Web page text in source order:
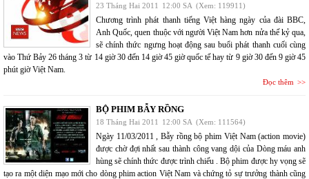
23 Tháng Hai 2011 12:00 SA (Xem: 119911)
Chương trình phát thanh tiếng Việt hàng ngày của đài BBC,
Anh Quốc, quen thuộc với người Việt Nam hơn nửa thế kỷ qua,
sẽ chính thức ngưng hoạt động sau buổi phát thanh cuối cùng
vào Thứ Bảy 26 tháng 3 từ 14 giờ 30 đến 14 giờ 45 giờ quốc tế hay từ 9 giờ 30 đến 9 giờ 45
phút giờ Việt Nam.
Đọc thêm
BỘ PHIM BẪY RỒNG
18 Tháng Hai 2011 12:00 SA (Xem: 111564)
Ngày 11/03/2011 , Bẫy rồng bộ phim Việt Nam (action movie)
được chờ đợi nhất sau thành công vang dội của Dòng máu anh
hùng sẽ chính thức được trình chiếu . Bộ phim được hy vọng sẽ
tạo ra một diện mạo mới cho dòng phim action Việt Nam và chứng tỏ sự trưởng thành cũng